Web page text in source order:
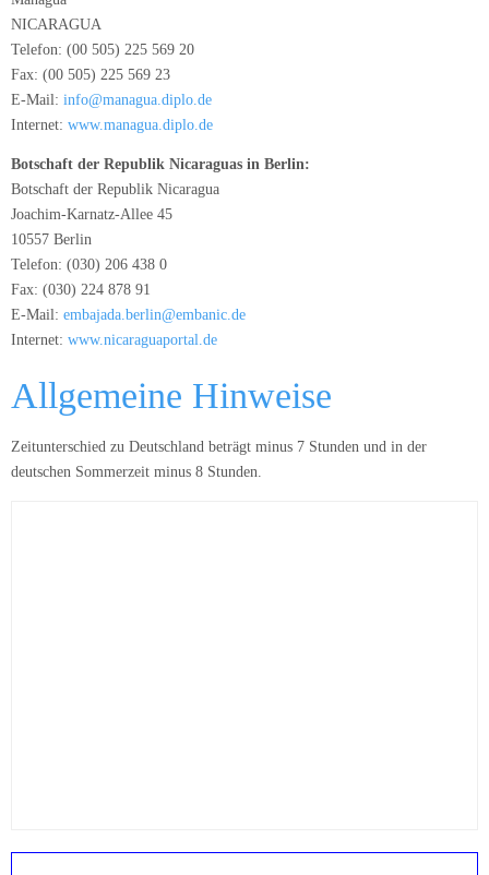
NICARAGUA
Telefon: (00 505) 225 569 20
Fax: (00 505) 225 569 23
E-Mail: info@managua.diplo.de
Internet: www.managua.diplo.de
Botschaft der Republik Nicaraguas in Berlin:
Botschaft der Republik Nicaragua
Joachim-Karnatz-Allee 45
10557 Berlin
Telefon: (030) 206 438 0
Fax: (030) 224 878 91
E-Mail: embajada.berlin@embanic.de
Internet: www.nicaraguaportal.de
Allgemeine Hinweise
Zeitunterschied zu Deutschland beträgt minus 7 Stunden und in der
deutschen Sommerzeit minus 8 Stunden.